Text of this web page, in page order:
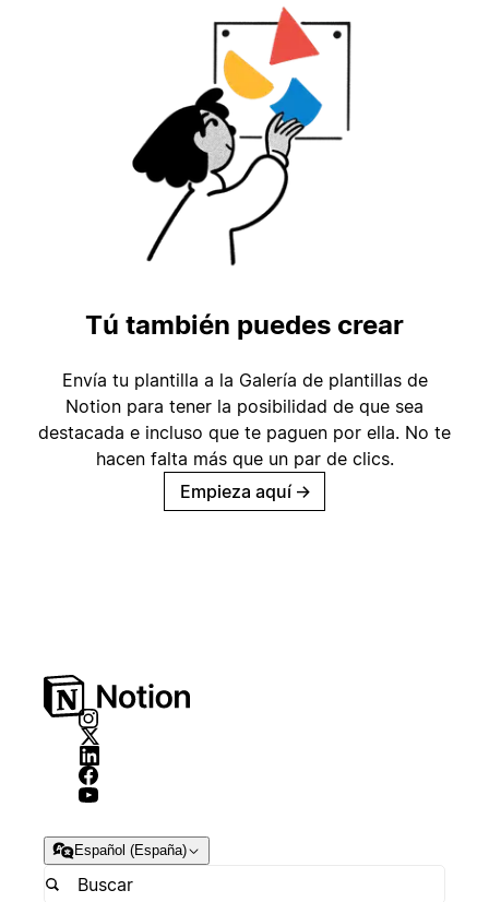
Tú también puedes crear
Envía tu plantilla a la Galería de plantillas de
Notion para tener la posibilidad de que sea
destacada e incluso que te paguen por ella. No te
hacen falta más que un par de clics.
Empieza aquí →
Español (España)